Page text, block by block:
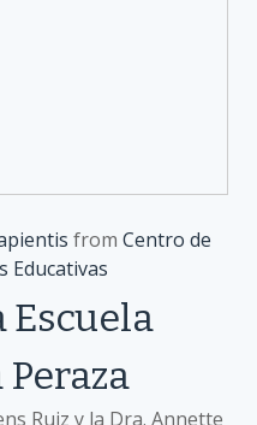
from Centro de
Educativas
Escuela
Ruiz y la Dra. Annette